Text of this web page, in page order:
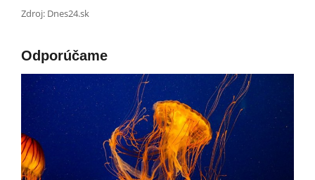
Zdroj: Dnes24.sk
Odporúčame